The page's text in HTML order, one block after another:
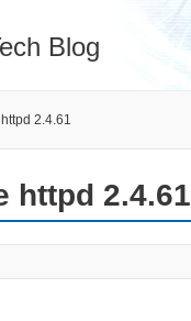
Blog
2.4.61
httpd 2.4.61